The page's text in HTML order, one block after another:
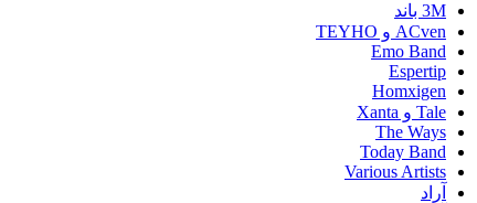
3M باند
ACven و TEYHO
Emo Band
Espertip
Homxigen
Tale و Xanta
The Ways
Today Band
Various Artists
آراد